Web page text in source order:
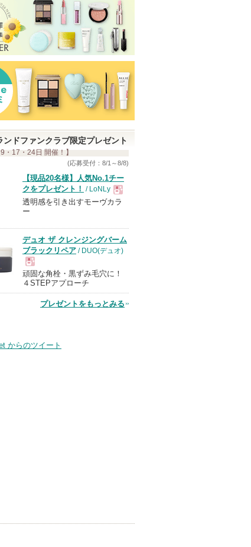
ンドファンクラブ限定プレゼント
9・17・24日 開催！】
(応募受付：8/1～8/8)
【現品20名様】人気No.1チー
クをプレゼント！ / LoNLy
現
品
透明感を引き出すモーヴカラ
ー
デュオ ザ クレンジングバーム
ブラックリペア / DUO(デュオ)
現
頑固な角栓・黒ずみ毛穴に！
４STEPアプローチ
プレゼントをもっとみる
からのツイート